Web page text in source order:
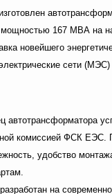
167 МВА на
новейшего
сети
автотрансформатора
комиссией ФСК ЕЭС.
удобство
на